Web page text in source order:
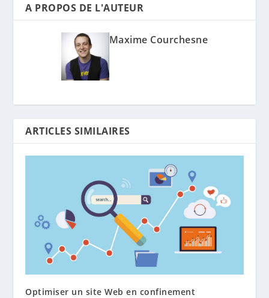
A PROPOS DE L'AUTEUR
Maxime Courchesne
ARTICLES SIMILAIRES
Optimiser un site Web en confinement